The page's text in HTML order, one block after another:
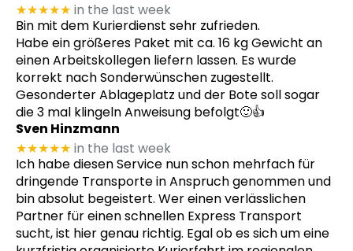
★★★★★ in the last week
Bin mit dem Kurierdienst sehr zufrieden.
Habe ein größeres Paket mit ca. 16 kg Gewicht an
einen Arbeitskollegen liefern lassen. Es wurde
korrekt nach Sonderwünschen zugestellt.
Gesonderter Ablageplatz und der Bote soll sogar
die 3 mal klingeln Anweisung befolgt🙂👍
Sven Hinzmann
★★★★★ in the last week
Ich habe diesen Service nun schon mehrfach für
dringende Transporte in Anspruch genommen und
bin absolut begeistert. Wer einen verlässlichen
Partner für einen schnellen Express Transport
sucht, ist hier genau richtig. Egal ob es sich um eine